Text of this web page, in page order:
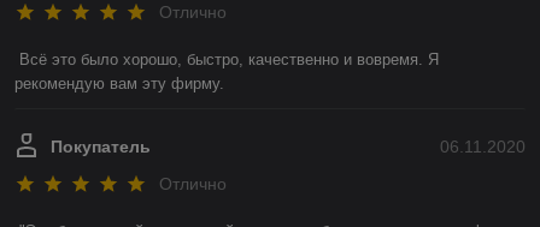
Отлично
Всё это было хорошо, быстро, качественно и вовремя. Я
рекомендую вам эту фирму.
06.11.2020
Покупатель
Отлично